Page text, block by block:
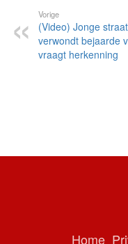
Vorige
(Video) Jonge
verwondt bejaarde
vraagt herkenning
Home